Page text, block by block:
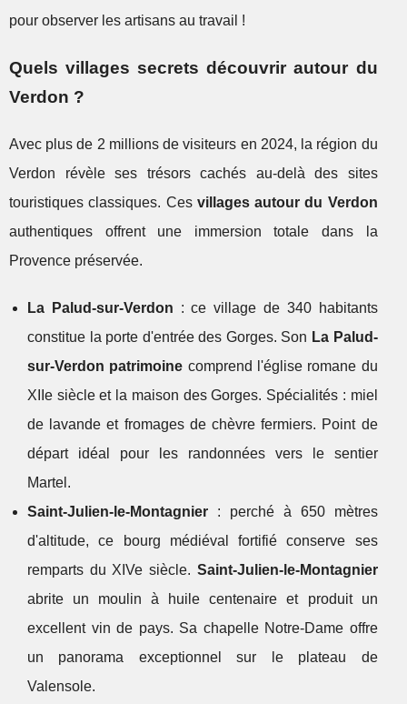
pour observer les artisans au travail !
Quels villages secrets découvrir autour du
Verdon ?
Avec plus de 2 millions de visiteurs en 2024, la région du
Verdon révèle ses trésors cachés au-delà des sites
touristiques classiques. Ces villages autour du Verdon
authentiques offrent une immersion totale dans la
Provence préservée.
La Palud-sur-Verdon : ce village de 340 habitants
constitue la porte d'entrée des Gorges. Son La Palud-
sur-Verdon patrimoine comprend l'église romane du
XIIe siècle et la maison des Gorges. Spécialités : miel
de lavande et fromages de chèvre fermiers. Point de
départ idéal pour les randonnées vers le sentier
Martel.
Saint-Julien-le-Montagnier : perché à 650 mètres
d'altitude, ce bourg médiéval fortifié conserve ses
remparts du XIVe siècle. Saint-Julien-le-Montagnier
abrite un moulin à huile centenaire et produit un
excellent vin de pays. Sa chapelle Notre-Dame offre
un panorama exceptionnel sur le plateau de
Valensole.